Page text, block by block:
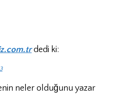
dedi ki:
neler olduğunu yazar